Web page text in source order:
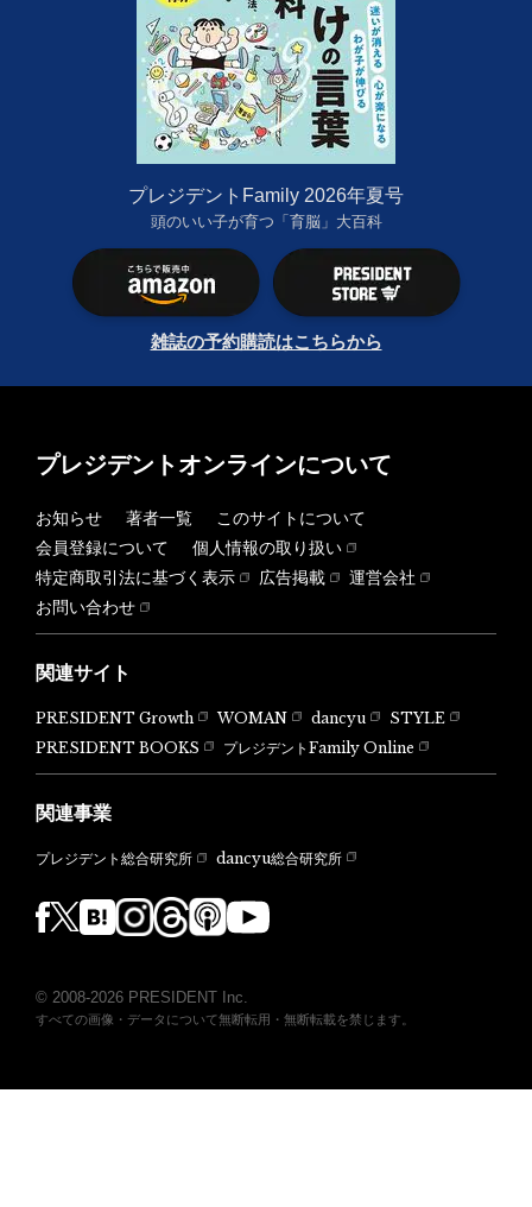
プレジデントFamily 2026年夏号
頭のいい子が育つ「育脳」大百科
雑誌の予約購読はこちらから
プレジデントオンラインについて
お知らせ 著者一覧
このサイトについて
会員登録について
個人情報の取り扱い
特定商取引法に基づく表示
広告掲載
運営会社
お問い合わせ
関連サイト
PRESIDENT Growth WOMAN dancyu
STYLE
PRESIDENT BOOKS
プレジデントFamily Online
関連事業
プレジデント総合研究所 dancyu総合研究所
© 2008-2026 PRESIDENT Inc.
すべての画像・データについて無断転用・無断転載を禁じます。